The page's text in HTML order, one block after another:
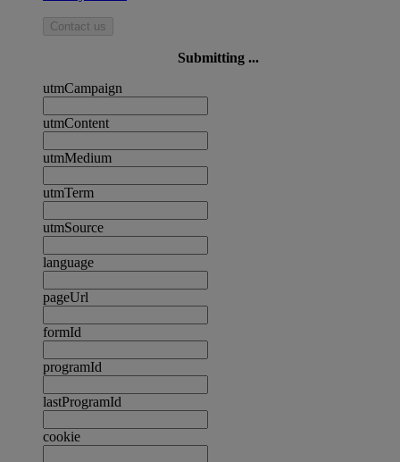
Contact us
Submitting ...
utmCampaign
utmContent
utmMedium
utmTerm
utmSource
language
pageUrl
formId
programId
lastProgramId
cookie